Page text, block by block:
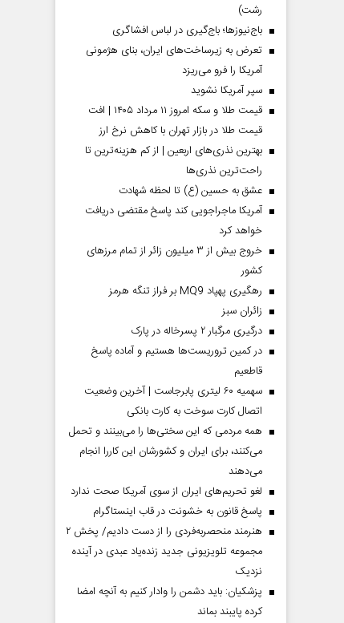
رشت)
باج‌نیوزها؛ باج‌گیری در لباس افشاگری
تعرض به زیرساخت‌های ایران، بنای هژمونی
آمریکا را فرو می‌ریزد
سپر آمریکا نشوید
قیمت طلا و سکه امروز ۱۱ مرداد ۱۴۰۵ | افت
قیمت طلا در بازار تهران با کاهش نرخ ارز
بهترین نذری‌های اربعین | از کم هزینه‌ترین تا
راحت‌ترین نذری‌ها
عشق به حسین (ع) تا لحظه شهادت
آمریکا ماجراجویی کند پاسخ مقتضی دریافت
خواهد کرد
خروج بیش از ۳ میلیون زائر از تمام مرز‌های
کشور
رهگیری پهپاد MQ9 بر فراز تنگه هرمز
‌زائران سبز
درگیری مرگبار ۲ پسرخاله در پارک
در کمین تروریست‌ها هستیم و آماده پاسخ
قاطعیم
سهمیه ۶۰ لیتری پابرجاست | آخرین وضعیت
اتصال کارت سوخت به کارت بانکی
همه مردمی که این سختی‌ها را می‌بینند و تحمل
می‌کنند، برای ایران و کشورشان این کاررا انجام
می‌دهند
لغو تحریم‌های ایران از سوی آمریکا صحت ندارد
پاسخ قانون به خشونت در قاب اینستاگرام
هنرمند منحصر‌به‌فردی را از دست دادیم/ پخش ۲
مجموعه تلویزیونی جدید زنده‌یاد عبدی در آینده
نزدیک
پزشکیان: باید دشمن را وادار کنیم به آنچه امضا
کرده پایبند بماند